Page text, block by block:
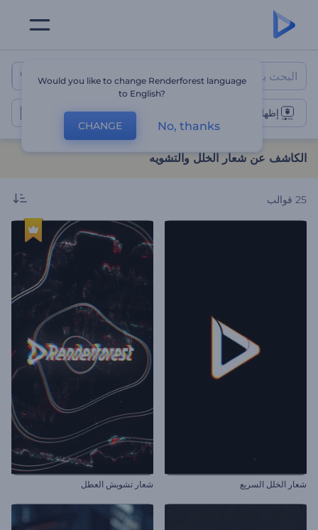
الكاشف عن شعار الخلل والتشويه
إظهار شعار الخلل
الكاشف عن شعار الخلل والتشويه
25 قوالب
شعار الخلل السريع شعار تشويش العطل
Would you like to change Renderforest language
to English?
CHANGE No, thanks